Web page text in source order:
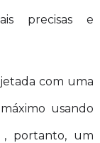
precisas e
com uma
usando
, portanto, um